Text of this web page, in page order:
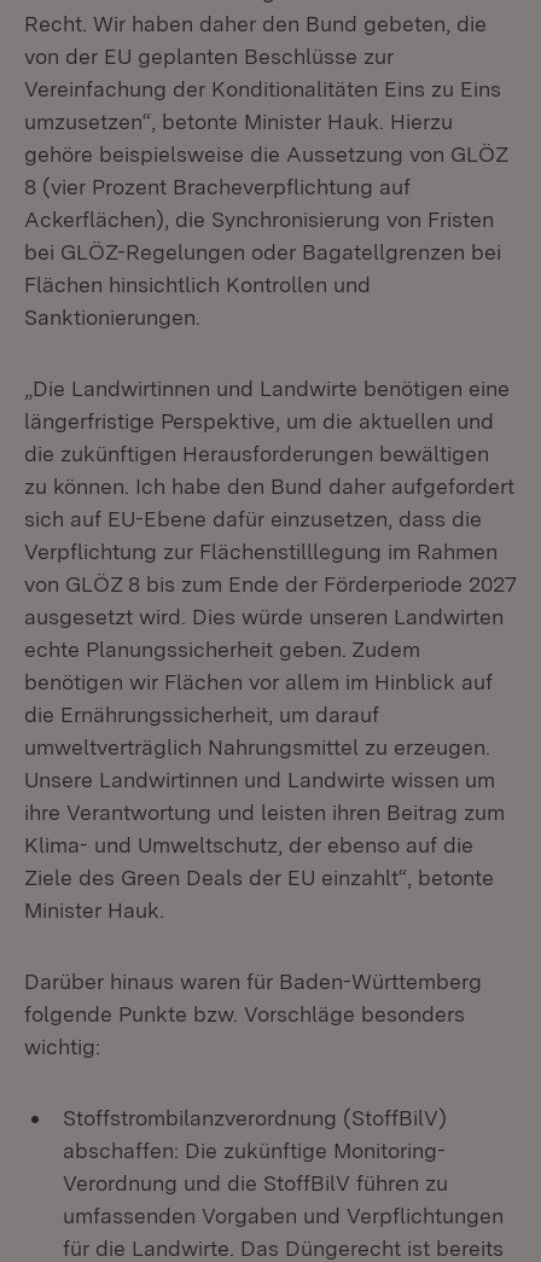
Recht. Wir haben daher den Bund gebeten, die
von der EU geplanten Beschlüsse zur
Vereinfachung der Konditionalitäten Eins zu Eins
umzusetzen“, betonte Minister Hauk. Hierzu
gehöre beispielsweise die Aussetzung von GLÖZ
8 (vier Prozent Bracheverpflichtung auf
Ackerflächen), die Synchronisierung von Fristen
bei GLÖZ-Regelungen oder Bagatellgrenzen bei
Flächen hinsichtlich Kontrollen und
Sanktionierungen.
„Die Landwirtinnen und Landwirte benötigen eine
längerfristige Perspektive, um die aktuellen und
die zukünftigen Herausforderungen bewältigen
zu können. Ich habe den Bund daher aufgefordert
sich auf EU-Ebene dafür einzusetzen, dass die
Verpflichtung zur Flächenstilllegung im Rahmen
von GLÖZ 8 bis zum Ende der Förderperiode 2027
ausgesetzt wird. Dies würde unseren Landwirten
echte Planungssicherheit geben. Zudem
benötigen wir Flächen vor allem im Hinblick auf
die Ernährungssicherheit, um darauf
umweltverträglich Nahrungsmittel zu erzeugen.
Unsere Landwirtinnen und Landwirte wissen um
ihre Verantwortung und leisten ihren Beitrag zum
Klima- und Umweltschutz, der ebenso auf die
Ziele des Green Deals der EU einzahlt“, betonte
Minister Hauk.
Darüber hinaus waren für Baden-Württemberg
folgende Punkte bzw. Vorschläge besonders
wichtig:
Stoffstrombilanzverordnung (StoffBilV)
abschaffen: Die zukünftige Monitoring-
Verordnung und die StoffBilV führen zu
umfassenden Vorgaben und Verpflichtungen
für die Landwirte. Das Düngerecht ist bereits